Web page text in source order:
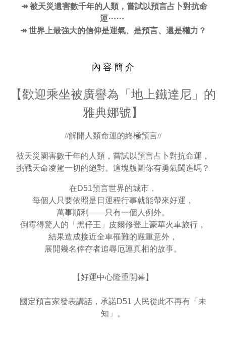
↠ 被天災遺害數千年的人類，嘗試以預言占卜對抗命
運⋯⋯
↠ 世界上最強大的信仰是運氣、是預言、還是權力？
內 容 簡 介
【歡迎乘坐被廣譽為「地上鐵達尼」的
雅典娜號】
//解開人類命運的終極預言//
被天災園害數千年的人類，嘗試以預言占卜對抗命運，
挑戰天命凌駕一切的絕對。這塊版圖你有勇氣闖進嗎？
在D51預言世界的城市，
每個人只要依照是日運程行事就能帶來好運，
萬事順利——只有一個人例外。
倒霉得驚人的「黑仔王」皮爾修登上豪華火車旅行，
結果造成接近全車罹難的嚴重意外，
展開幾名倖存者追尋厄運真相的故事。
【好運中心隆重開幕】
國定預言家發表講話，承諾D51 人民從此不再有「未
知」。